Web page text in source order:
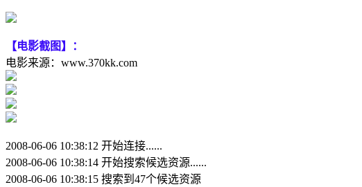
【电影截图】：
电影来源：www.370kk.com
2008-06-06 10:38:12 开始连接......
2008-06-06 10:38:14 开始搜索候选资源......
2008-06-06 10:38:15 搜索到47个候选资源